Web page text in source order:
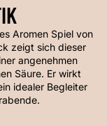
Aromen Spiel von
zeigt sich dieser
angenehmen
Säure. Er wirkt
idealer Begleiter